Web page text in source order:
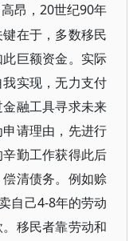
昂， 20世纪90年
在于，多数移民
巨额资金。实际
实现，无力支付
融工具寻求未来
请理由，先进行
勤工作获得此后
清债务。例如赊
自己4-8年的劳动
移民者靠劳动和